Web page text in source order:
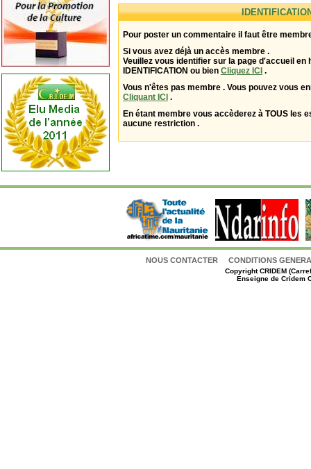
Pour poster un commentaire il faut être
Si vous avez déjà un accès membre .
Veuillez vous identifier sur la page d'accueil en
IDENTIFICATION ou bien Cliquez ICI .
Vous n'êtes pas membre . Vous pouvez vous
Cliquant ICI .
En étant membre vous accèderez à TOUS les
aucune restriction .
NOUS CONTACTER CONDITIONS
CopyrightCRIDEM
Enseigne de Cridem